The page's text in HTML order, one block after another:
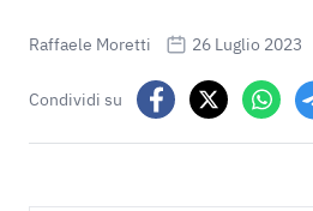
Raffaele Moretti 26 Luglio 2023
Condividi su